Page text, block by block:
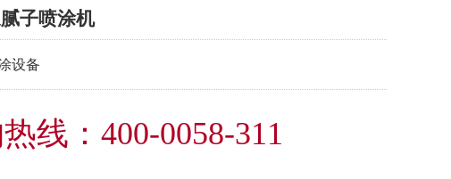
子喷涂机
设备
线：400-0058-311